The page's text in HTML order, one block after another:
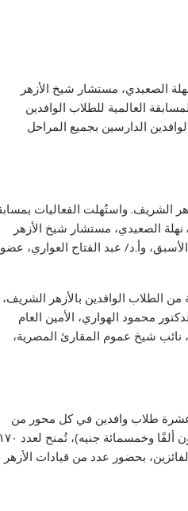
الصعيدي، مستشار شيخ الأزهر
العالمية للطلاب الوافدين
الدارسين بجميع المراحل
الطلاب الوافدين بالأزهر الشريف. واستُهلت الفعاليات
تحكيمها كل من: أ.د/ نهلة الصعيدي، مستشار شيخ الأزهر
وأ.د/ عبد الفتاح العواري، عضو
وترتيل نصف القرآن الكريم، بمشاركة ٢٧ طالبًا وطالبة من الطلاب الوافدين بالأزهر الشريف،
محمود الهواري، الأمين العام
نائب شيخ عموم المقارئ المصرية،
عشرة طلاب وافدين في كل محور من
محاور المسابقة، بإجمالي جوائز مالية قدرها ١.٠٢٧.٥٠٠ جنيه مصري (مليون وسبعة وعشرون ألفًا وخمسمائة جنيه)، تُمنح لعدد ١٧٠
بحضور عدد من قيادات الأزهر